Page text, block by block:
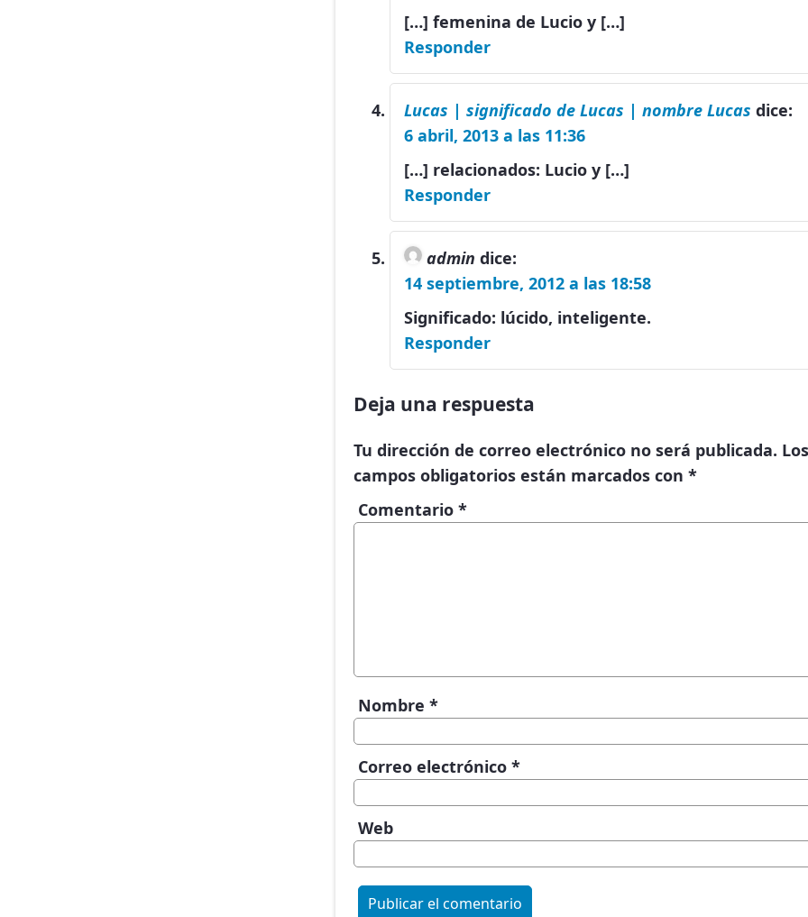
[…] femenina de Lucio y […]
Responder
Lucas | significado de Lucas | nombre Lucas dice:
6 abril, 2013 a las 11:36
[…] relacionados: Lucio y […]
Responder
admin dice:
14 septiembre, 2012 a las 18:58
Significado: lúcido, inteligente.
Responder
Deja una respuesta
Tu dirección de correo electrónico no será publicada. Los
campos obligatorios están marcados con *
Comentario *
Nombre *
Correo electrónico *
Web